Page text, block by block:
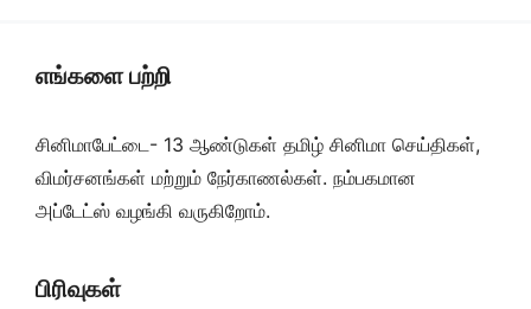
எங்களை பற்றி
சினிமாபேட்டை- 13 ஆண்டுகள் தமிழ் சினிமா செய்திகள்,
விமர்சனங்கள் மற்றும் நேர்காணல்கள். நம்பகமான
அப்டேட்ஸ் வழங்கி வருகிறோம்.
பிரிவுகள்